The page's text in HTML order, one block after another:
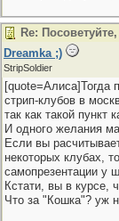
Re:
Dreamka ;)
StripSoldier
[quote=Алиса]Тогда
стрип-клубов в
так как такой пункт
И одного желания
Если вы
некоторых клубах,
самопрезентации у
Кстати, вы в курсе,
Что за "Кошка"? уж